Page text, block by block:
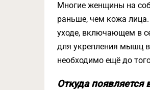
Многие женщины на
раньше, чем кожа
уходе, включающем в
для укрепления мышц в
необходимо ещё до
Откуда появляется